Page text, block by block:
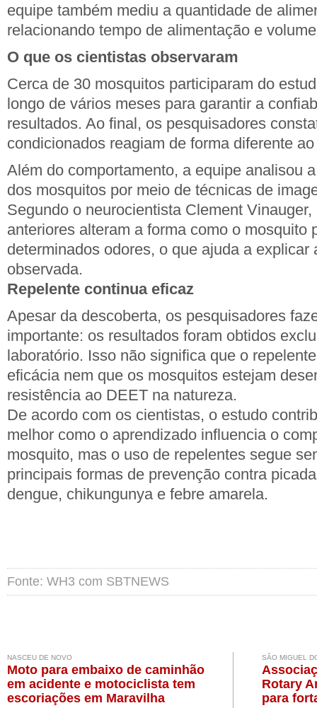
equipe também mediu a quantidade de
relacionando tempo de alimentação e
O que os cientistas observaram
Cerca de 30 mosquitos participaram do
longo de vários meses para garantir a
resultados. Ao final, os pesquisadores
condicionados reagiam de forma diferente
Além do comportamento, a equipe analisou
dos mosquitos por meio de técnicas de
Segundo o neurocientista Clement
anteriores alteram a forma como o mosquito
determinados odores, o que ajuda a explicar
observada.
Repelente continua eficaz
Apesar da descoberta, os pesquisadores
importante: os resultados foram obtidos
laboratório. Isso não significa que o
eficácia nem que os mosquitos estejam
resistência ao DEET na natureza.
De acordo com os cientistas, o estudo
melhor como o aprendizado influencia o
mosquito, mas o uso de repelentes segue
principais formas de prevenção contra
dengue, chikungunya e febre amarela.
Fonte: WH3 com SBTNEWS
NASCEU DE NOVO
Moto para embaixo de caminhão
em acidente e motociclista tem
escoriações em Maravilha
SÃO MIGUEL
Rotary
para